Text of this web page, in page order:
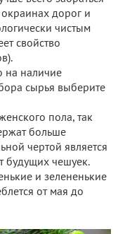
окраинах дорог и
чистым
свойство
на наличие
сырья выберите
пола, так
больше
чертой является
будущих чешуек.
и зелененькие
от мая до